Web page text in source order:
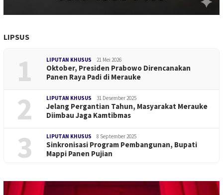
LIPSUS
1 LIPUTAN KHUSUS 21 Mei 2026
Oktober, Presiden Prabowo Direncanakan
Panen Raya Padi di Merauke
2 LIPUTAN KHUSUS 31 Desember 2025
Jelang Pergantian Tahun, Masyarakat Merauke
Diimbau Jaga Kamtibmas
3 LIPUTAN KHUSUS 8 September 2025
Sinkronisasi Program Pembangunan, Bupati
Mappi Panen Pujian